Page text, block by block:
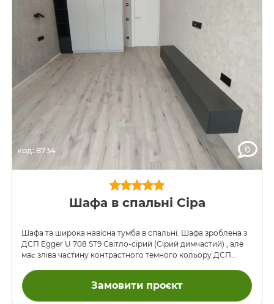
код: 8734 0
Шафа в спальні Сіра
Шафа та широка навісна тумба в спальні. Шафа зроблена з
ДСП Egger U 708 ST9 Світло-сірий (Сірий димчастий) , але
має зліва частину контрастного темного кольору ДСП
щоб бути під панеллю TV на стіні, зроблена повністю з ДСП
Вугілля. Скрізь всі дверцята, включно з шухлядами, не
мають ручок та відкриваються натисканням за допомогою
Замовити проєкт